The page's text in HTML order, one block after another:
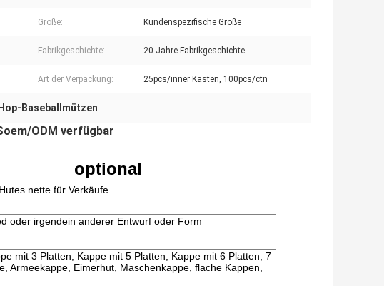
Größe: Kundenspezifische Größe
Fabrikgeschichte: 20 Jahre Fabrikgeschichte
Art der Verpackung: 25pcs/inner Kasten, 100pcs/ctn
Baseballmützen
ODM verfügbar
optional
nette für Verkäufe
oder irgendein anderer Entwurf oder Form
mit 3 Platten, Kappe mit 5 Platten, Kappe mit 6 Platten, 7
Armeekappe, Eimerhut, Maschenkappe, flache Kappen,